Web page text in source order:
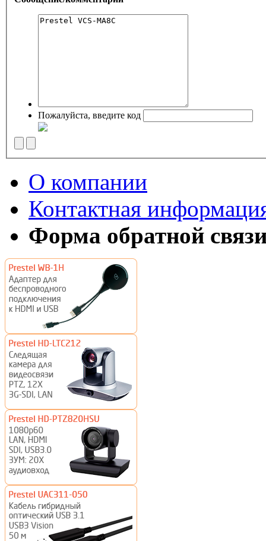
Пожалуйста, введите код
О компании
Контактная
Форма обратной